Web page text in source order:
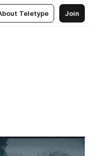
Teletype Join